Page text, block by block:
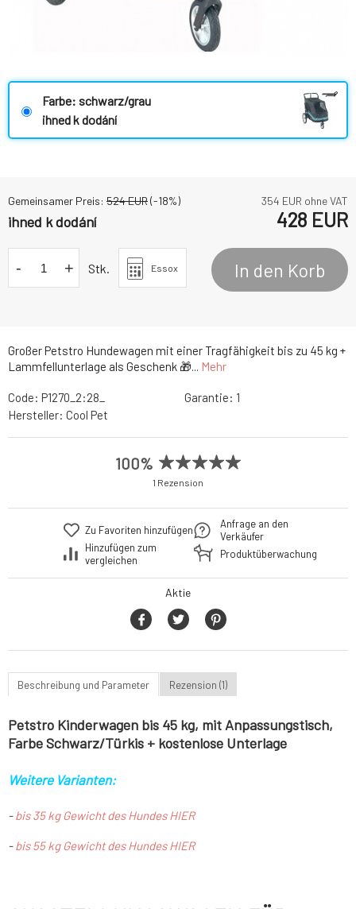
Großer Petstro Hundewagen mit einer Tragfähigkeit bis zu 45 kg +
Lammfellunterlage als Geschenk 🎁... Mehr
Farbe: schwarz/grau
ihned k dodání
Gemeinsamer Preis: 524EUR(-18%) 354 EUR ohne VAT
ihned k dodání 428 EUR
- + Stk. Essox In den Korb
Code: P1270_2:28_ Garantie: 1
Hersteller: Cool Pet
100%
1 Rezension
Zu Favoriten hinzufügen
Hinzufügen zum
vergleichen
Anfrage an den
Verkäufer
Produktüberwachung
Aktie
Beschreibung und Parameter Rezension (1)
Petstro Kinderwagen bis 45 kg, mit Anpassungstisch,
Farbe Schwarz/Türkis + kostenlose Unterlage
Weitere Varianten:
-bis 35 kg Gewicht des Hundes HIER
-bis 55 kg Gewicht des Hundes HIER